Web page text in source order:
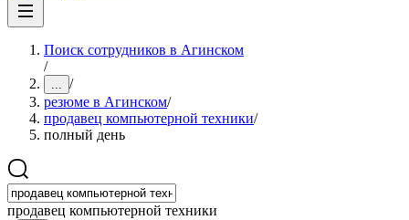
Поиск сотрудников в Агинском
/
... /
резюме в Агинском/
продавец компьютерной техники/
полный день
продавец компьютерной техники